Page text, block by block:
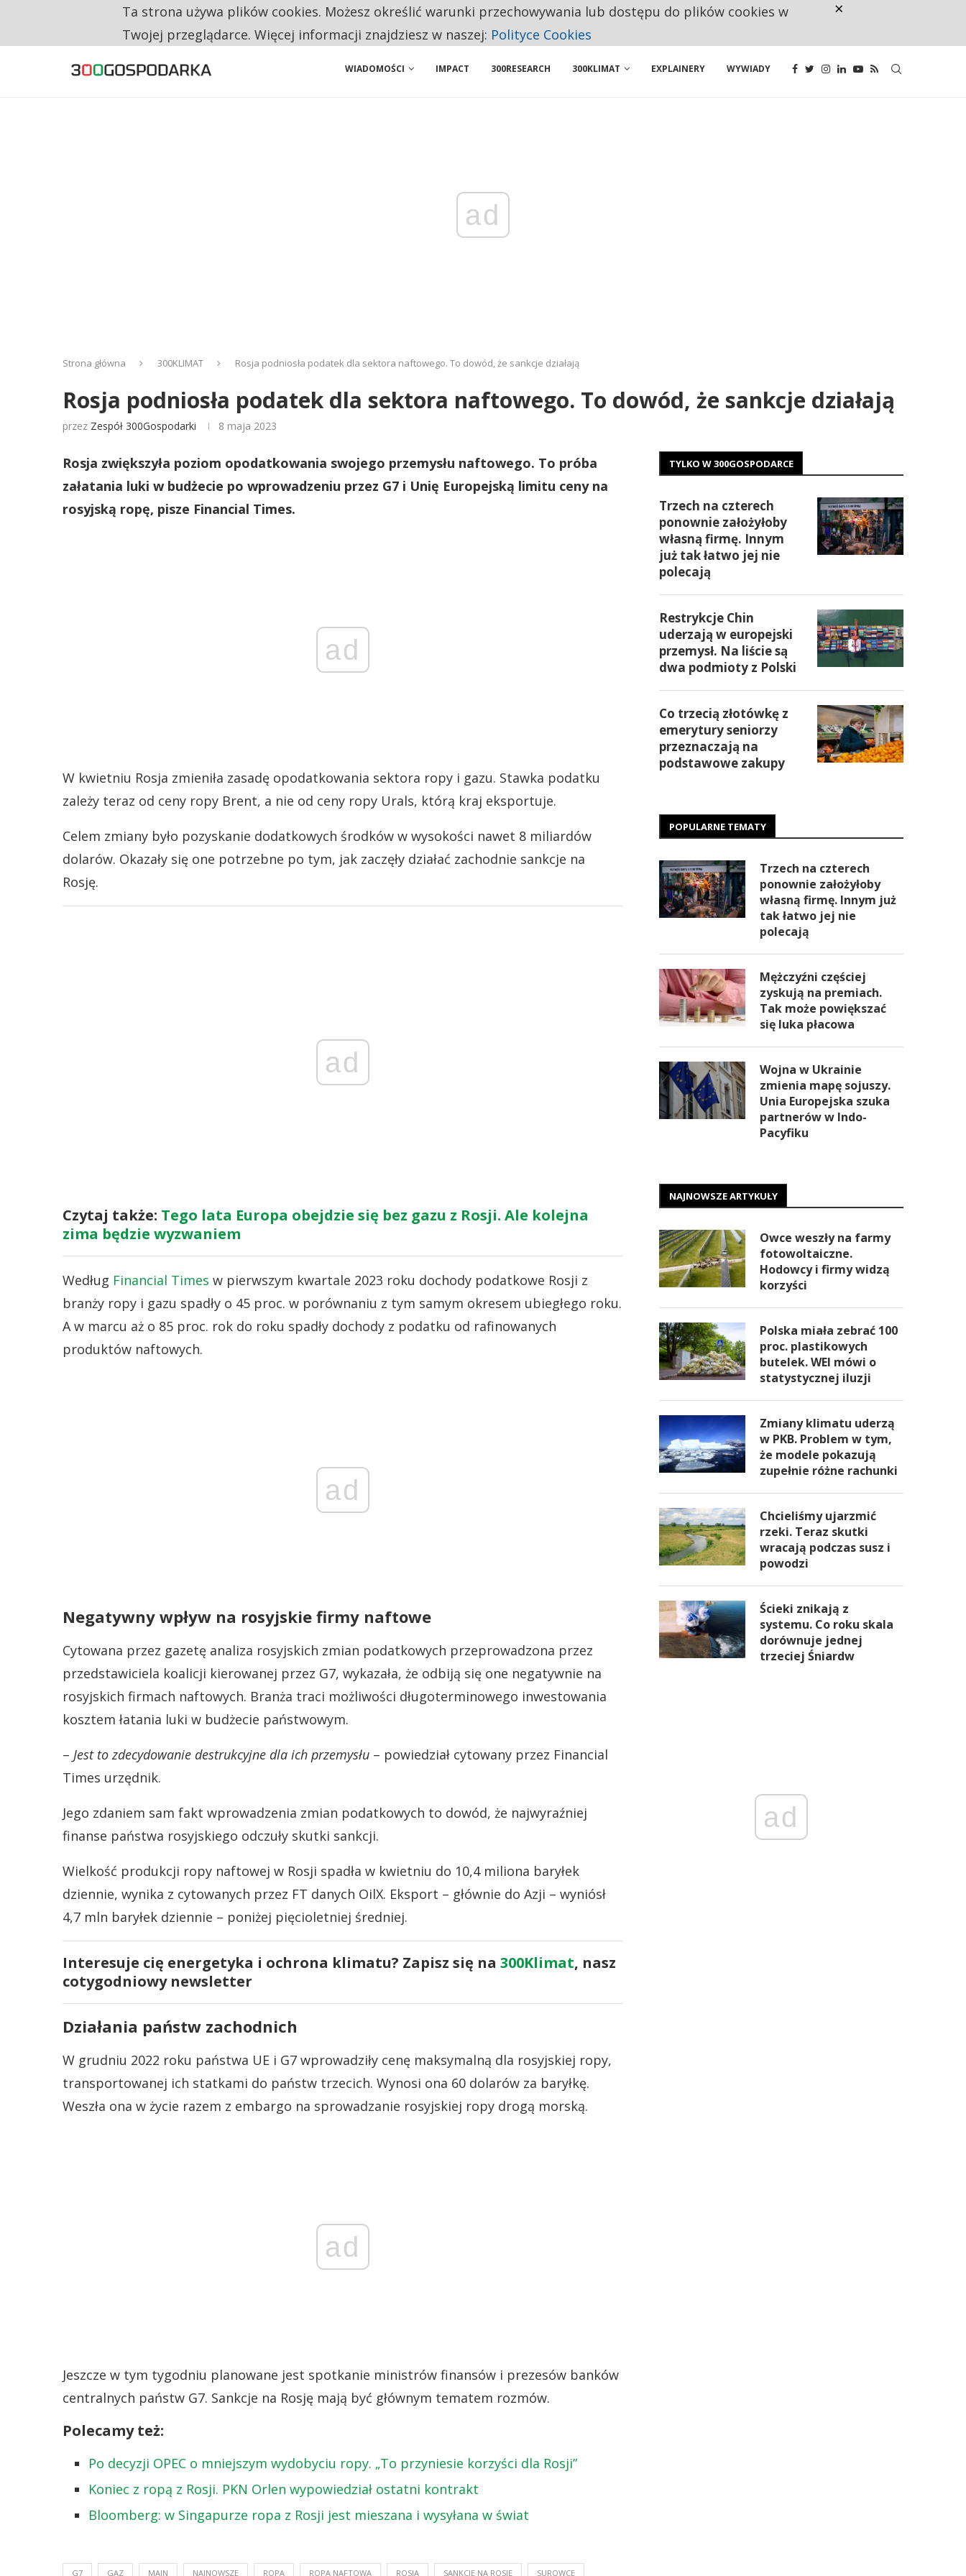
CO TRZECIĄ ZŁOTÓWKĘ Z EMERYTURY SENIORZY PRZEZNACZAJĄ NA PODSTAWOWE ZAKUPY
WIADOMOŚCI IMPACT 300RESEARCH 300KLIMAT EXPLAINERY WYWIADY
ad
Strona główna 300KLIMAT Rosja podniosła podatek dla sektora naftowego. To dowód, że sankcje działają
Rosja podniosła podatek dla sektora naftowego. To dowód, że sankcje działają
przez Zespół 300Gospodarki 8 maja 2023
Rosja zwiększyła poziom opodatkowania swojego przemysłu naftowego. To próba
załatania luki w budżecie po wprowadzeniu przez G7 i Unię Europejską limitu ceny na
rosyjską ropę, pisze Financial Times.
ad
W kwietniu Rosja zmieniła zasadę opodatkowania sektora ropy i gazu. Stawka podatku
zależy teraz od ceny ropy Brent, a nie od ceny ropy Urals, którą kraj eksportuje.
Celem zmiany było pozyskanie dodatkowych środków w wysokości nawet 8 miliardów
dolarów. Okazały się one potrzebne po tym, jak zaczęły działać zachodnie sankcje na
Rosję.
ad
Czytaj także: Tego lata Europa obejdzie się bez gazu z Rosji. Ale kolejna
zima będzie wyzwaniem
Według Financial Times w pierwszym kwartale 2023 roku dochody podatkowe Rosji z
branży ropy i gazu spadły o 45 proc. w porównaniu z tym samym okresem ubiegłego roku.
A w marcu aż o 85 proc. rok do roku spadły dochody z podatku od rafinowanych
produktów naftowych.
ad
Negatywny wpływ na rosyjskie firmy naftowe
Cytowana przez gazetę analiza rosyjskich zmian podatkowych przeprowadzona przez
przedstawiciela koalicji kierowanej przez G7, wykazała, że odbiją się one negatywnie na
rosyjskich firmach naftowych. Branża traci możliwości długoterminowego inwestowania
kosztem łatania luki w budżecie państwowym.
– Jest to zdecydowanie destrukcyjne dla ich przemysłu – powiedział cytowany przez Financial
Times urzędnik.
Jego zdaniem sam fakt wprowadzenia zmian podatkowych to dowód, że najwyraźniej
finanse państwa rosyjskiego odczuły skutki sankcji.
Wielkość produkcji ropy naftowej w Rosji spadła w kwietniu do 10,4 miliona baryłek
dziennie, wynika z cytowanych przez FT danych OilX. Eksport – głównie do Azji – wyniósł
4,7 mln baryłek dziennie – poniżej pięcioletniej średniej.
Interesuje cię energetyka i ochrona klimatu? Zapisz się na 300Klimat, nasz
cotygodniowy newsletter
Działania państw zachodnich
W grudniu 2022 roku państwa UE i G7 wprowadziły cenę maksymalną dla rosyjskiej ropy,
transportowanej ich statkami do państw trzecich. Wynosi ona 60 dolarów za baryłkę.
Weszła ona w życie razem z embargo na sprowadzanie rosyjskiej ropy drogą morską.
ad
Jeszcze w tym tygodniu planowane jest spotkanie ministrów finansów i prezesów banków
centralnych państw G7. Sankcje na Rosję mają być głównym tematem rozmów.
Polecamy też:
Po decyzji OPEC o mniejszym wydobyciu ropy. „To przyniesie korzyści dla Rosji”
Koniec z ropą z Rosji. PKN Orlen wypowiedział ostatni kontrakt
Bloomberg: w Singapurze ropa z Rosji jest mieszana i wysyłana w świat
G7 GAZ MAIN NAJNOWSZE ROPA ROPA NAFTOWA ROSJA SANKCJE NA ROSJĘ SUROWCE
TYLKO W 300GOSPODARCE
Trzech na czterech
ponownie założyłoby
własną firmę. Innym
już tak łatwo jej nie
polecają
Restrykcje Chin
uderzają w europejski
przemysł. Na liście są
dwa podmioty z Polski
Co trzecią złotówkę z
emerytury seniorzy
przeznaczają na
podstawowe zakupy
POPULARNE TEMATY
Trzech na czterech
ponownie założyłoby
własną firmę. Innym już
tak łatwo jej nie
polecają
Mężczyźni częściej
zyskują na premiach.
Tak może powiększać
się luka płacowa
Wojna w Ukrainie
zmienia mapę sojuszy.
Unia Europejska szuka
partnerów w Indo-
Pacyfiku
NAJNOWSZE ARTYKUŁY
Owce weszły na farmy
fotowoltaiczne.
Hodowcy i firmy widzą
korzyści
Polska miała zebrać 100
proc. plastikowych
butelek. WEI mówi o
statystycznej iluzji
Zmiany klimatu uderzą
w PKB. Problem w tym,
że modele pokazują
zupełnie różne rachunki
Chcieliśmy ujarzmić
rzeki. Teraz skutki
wracają podczas susz i
powodzi
Ścieki znikają z
systemu. Co roku skala
dorównuje jednej
trzeciej Śniardw
ad
Ta strona używa plików cookies. Możesz określić warunki przechowywania lub dostępu do plików cookies w
Twojej przeglądarce. Więcej informacji znajdziesz w naszej: Polityce Cookies
×